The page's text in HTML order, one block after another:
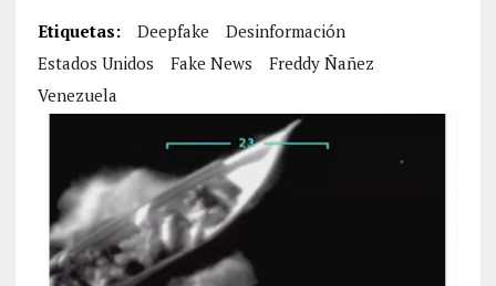
Etiquetas: Deepfake
Desinformación
Estados Unidos
Fake News
Freddy Ñañez
Venezuela